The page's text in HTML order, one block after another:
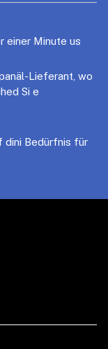
einer Minute us
Lieferant, wo
Si e
dini Bedürfnis für